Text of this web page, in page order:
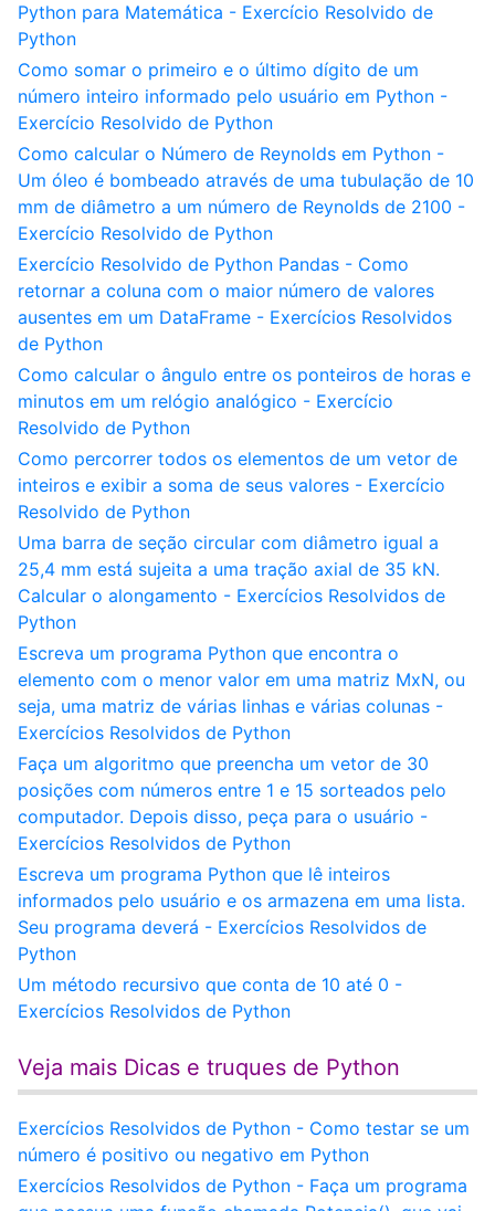
Python para Matemática - Exercício Resolvido de
Python
Como somar o primeiro e o último dígito de um
número inteiro informado pelo usuário em Python -
Exercício Resolvido de Python
Como calcular o Número de Reynolds em Python -
Um óleo é bombeado através de uma tubulação de 10
mm de diâmetro a um número de Reynolds de 2100 -
Exercício Resolvido de Python
Exercício Resolvido de Python Pandas - Como
retornar a coluna com o maior número de valores
ausentes em um DataFrame - Exercícios Resolvidos
de Python
Como calcular o ângulo entre os ponteiros de horas e
minutos em um relógio analógico - Exercício
Resolvido de Python
Como percorrer todos os elementos de um vetor de
inteiros e exibir a soma de seus valores - Exercício
Resolvido de Python
Uma barra de seção circular com diâmetro igual a
25,4 mm está sujeita a uma tração axial de 35 kN.
Calcular o alongamento - Exercícios Resolvidos de
Python
Escreva um programa Python que encontra o
elemento com o menor valor em uma matriz MxN, ou
seja, uma matriz de várias linhas e várias colunas -
Exercícios Resolvidos de Python
Faça um algoritmo que preencha um vetor de 30
posições com números entre 1 e 15 sorteados pelo
computador. Depois disso, peça para o usuário -
Exercícios Resolvidos de Python
Escreva um programa Python que lê inteiros
informados pelo usuário e os armazena em uma lista.
Seu programa deverá - Exercícios Resolvidos de
Python
Um método recursivo que conta de 10 até 0 -
Exercícios Resolvidos de Python
Veja mais Dicas e truques de Python
Exercícios Resolvidos de Python - Como testar se um
número é positivo ou negativo em Python
Exercícios Resolvidos de Python - Faça um programa